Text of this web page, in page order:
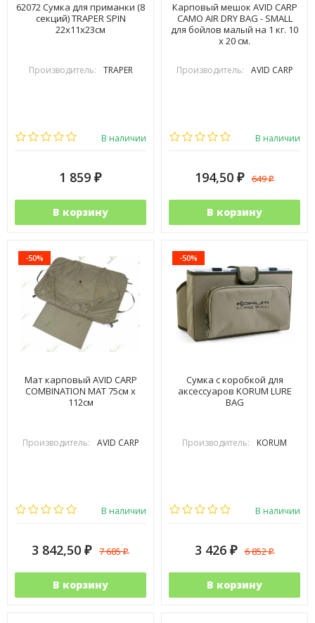
62072 Сумка для приманки (8
секций) TRAPER SPIN
22х11х23см
Производитель: TRAPER
В наличии
1 859 ₽
В корзину
Карповый мешок AVID CARP
CAMO AIR DRY BAG - SMALL
для бойлов малый на 1 кг. 10
х 20 см.
Производитель: AVID CARP
В наличии
194,50 ₽ 649₽
В корзину
-50%
Мат карповый AVID CARP
COMBINATION MAT 75см х
112см
Производитель: AVID CARP
В наличии
3 842,50 ₽ 7 685₽
В корзину
-50%
Cумка с коробкой для
аксессуаров KORUM LURE
BAG
Производитель: KORUM
В наличии
3 426 ₽ 6 852₽
В корзину